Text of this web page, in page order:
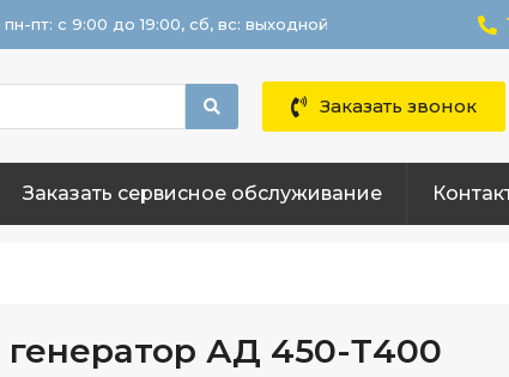
пн-пт: с 9:00 до 19:00, сб, вс: выходной
Заказать звонок
Заказать сервисное обслуживание
генератор АД 450-Т400